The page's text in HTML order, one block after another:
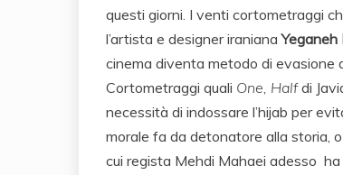
questi giorni. I venti cortometraggi
l’artista e designer iranianaYeganeh
cinema diventa metodo di evasione
Cortometraggi quali One, Halfdi
necessità di indossare l’hijab per
morale fa da detonatore alla storia,
cui regista Mehdi Mahaei adesso